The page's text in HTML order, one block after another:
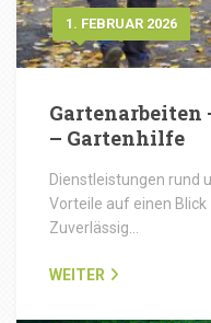
1. FEBRUAR 2026
Gartenarbeiten
– Gartenhilfe
Dienstleistungen rund
Vorteile auf einen
Zuverlässig…
WEITER